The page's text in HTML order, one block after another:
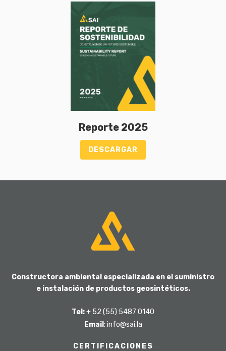
Reporte 2025
DESCARGAR
Constructora ambiental especializada en el suministro
e instalación de productos geosintéticos.
Tel:+ 52 (55) 5487 0140
Email : info@sai.la
CERTIFICACIONES